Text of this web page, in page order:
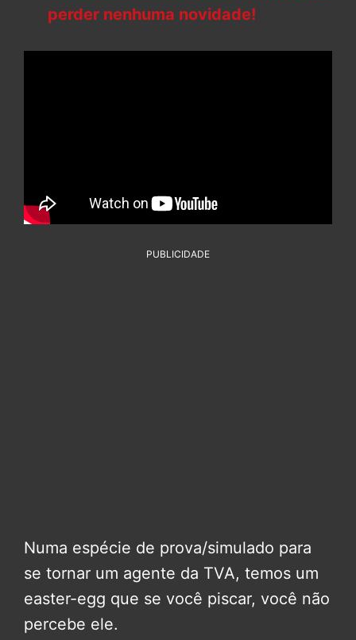
perder nenhuma novidade!
PUBLICIDADE
Numa espécie de prova/simulado para
se tornar um agente da TVA, temos um
easter-egg que se você piscar, você não
percebe ele.